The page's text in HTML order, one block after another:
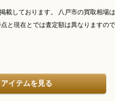
しております。 八戸市の買取相場
と現在とでは査定額は異なりますの
イテムを見る